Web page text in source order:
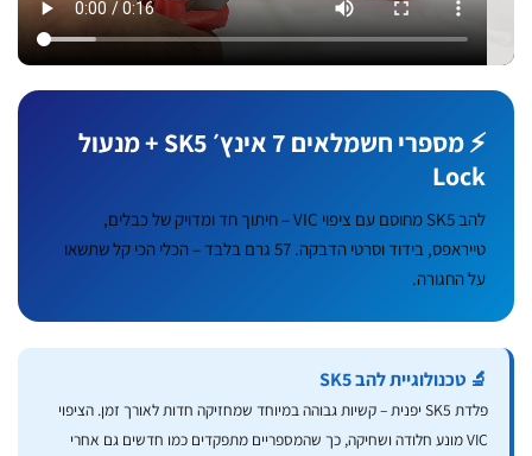
⚡ מספרי חשמלאים 7 אינץ׳ SK5 + מנעול
Lock
להב SK5 מחוסם עם ציפוי VIC – חיתוך חד ומדויק של כבלים,
טייראפס, בידוד וסרטי הדבקה. 57 גרם בלבד – הכלי הכי קל שתשאו
על החגורה.
🔬 טכנולוגיית להב SK5
פלדת SK5 יפנית – קשיות גבוהה במיוחד שמחזיקה חדות לאורך זמן. הציפוי
VIC מונע חלודה ושחיקה, כך שהמספריים מתפקדים כמו חדשים גם אחרי